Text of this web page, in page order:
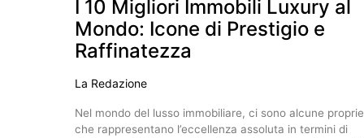
I 10 Migliori Immobili Luxury al
Mondo: Icone di Prestigio e
Raffinatezza
La Redazione
Nel mondo del lusso immobiliare, ci sono alcune
che rappresentano l’eccellenza assoluta in termini di